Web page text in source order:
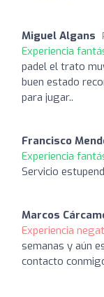
Miguel Algans
Experiencia
padel el trato
buen estado
para jugar..
Francisco
Experiencia
Servicio
Marcos
Experiencia
semanas y aún
contacto